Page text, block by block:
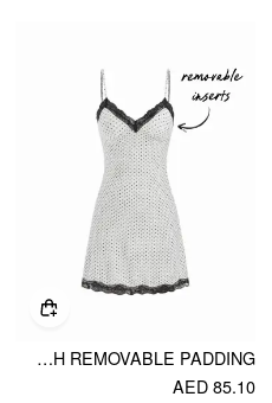
V-NECK POLKA DOT LACE TRIM MINI NIGHTDRESS WITH REMOVABLE PADDING
AED 85.10